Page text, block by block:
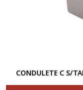
CONDULETE C S/